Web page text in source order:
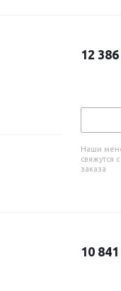
12 386
Наши
свяжутся
заказа
10 841